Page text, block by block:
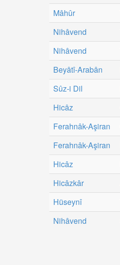
Mâhûr
Nihâvend
Nihâvend
Beyâtî-Arabân
Sûz-i Dil
Hicâz
Ferahnâk-Aşiran
Ferahnâk-Aşiran
Hicâz
Hicâzkâr
Hüseynî
Nihâvend